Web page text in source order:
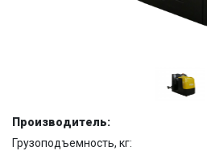
Производитель:
Грузоподъемность, кг: